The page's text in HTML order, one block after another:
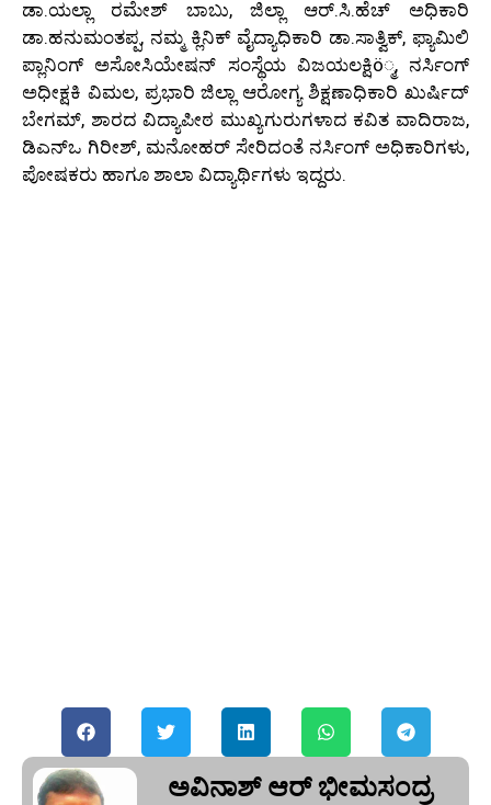
ಡಾ.ಯಲ್ಲಾ ರಮೇಶ್ ಬಾಬು, ಜಿಲ್ಲಾ ಆರ್.ಸಿ.ಹೆಚ್ ಅಧಿಕಾರಿ
ಡಾ.ಹನುಮಂತಪ್ಪ, ನಮ್ಮ ಕ್ಲಿನಿಕ್ ವೈದ್ಯಾಧಿಕಾರಿ ಡಾ.ಸಾತ್ವಿಕ್, ಫ್ಯಾಮಿಲಿ
ಪ್ಲಾನಿಂಗ್ ಅಸೋಸಿಯೇಷನ್ ಸಂಸ್ಥೆಯ ವಿಜಯಲಕ್ಷಿö್ಮ, ನರ್ಸಿಂಗ್
ಅಧೀಕ್ಷಕಿ ವಿಮಲ, ಪ್ರಭಾರಿ ಜಿಲ್ಲಾ ಆರೋಗ್ಯ ಶಿಕ್ಷಣಾಧಿಕಾರಿ ಖುರ್ಷಿದ್
ಬೇಗಮ್, ಶಾರದ ವಿದ್ಯಾಪೀಠ ಮುಖ್ಯಗುರುಗಳಾದ ಕವಿತ ವಾದಿರಾಜ,
ಡಿಎನ್‌ಒ ಗಿರೀಶ್, ಮನೋಹರ್ ಸೇರಿದಂತೆ ನರ್ಸಿಂಗ್ ಅಧಿಕಾರಿಗಳು,
ಪೋಷಕರು ಹಾಗೂ ಶಾಲಾ ವಿದ್ಯಾರ್ಥಿಗಳು ಇದ್ದರು.
ಅವಿನಾಶ್‌ ಆರ್‌ ಭೀಮಸಂದ್ರ